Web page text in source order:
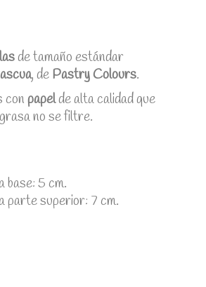
de tamaño estándar
, dePastry Colours.
conpapelde alta calidad que
no se filtre.
base: 5 cm.
parte superior: 7 cm.